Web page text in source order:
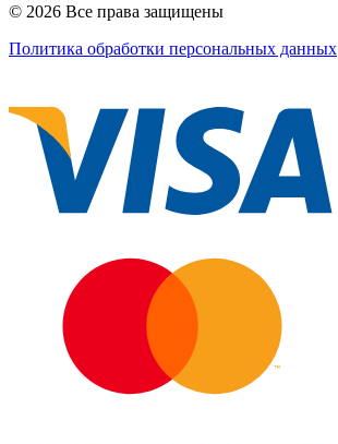
© 2026 Все права защищены
Политика обработки персональных данных